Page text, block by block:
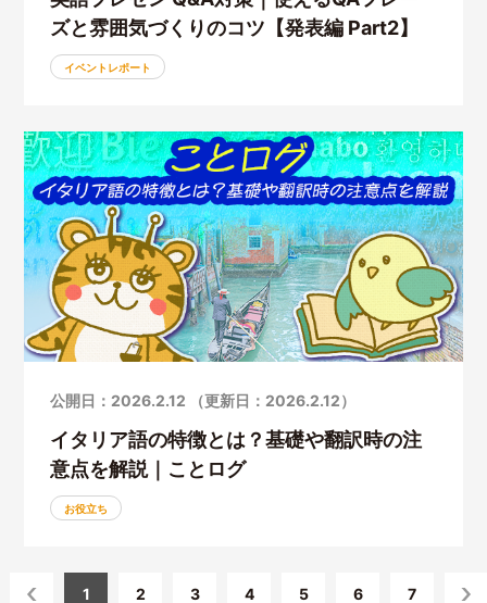
ズと雰囲気づくりのコツ【発表編 Part2】
イベントレポート
公開日：2026.2.12 （更新日：2026.2.12）
イタリア語の特徴とは？基礎や翻訳時の注
意点を解説｜ことログ
お役立ち
1 2 3 4 5 6 7